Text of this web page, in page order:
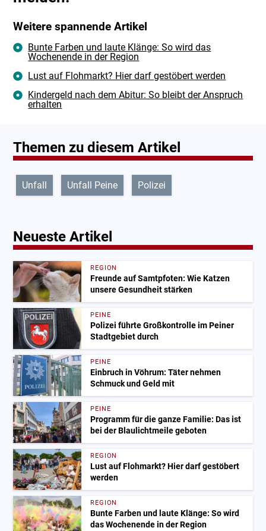
Weitere spannende Artikel
Bunte Farben und laute Klänge: So wird das
Wochenende in der Region
Lust auf Flohmarkt? Hier darf gestöbert werden
Kindergeld nach dem Abitur: So bleibt der Anspruch
erhalten
Themen zu diesem Artikel
Unfall Unfall Peine Polizei
Neueste Artikel
REGION
Freunde auf Samtpfoten: Wie Katzen
unsere Gesundheit stärken
PEINE
Polizei führte Großkontrolle im Peiner
Stadtgebiet durch
PEINE
Einbruch in Vöhrum: Täter nehmen
Schmuck und Geld mit
PEINE
Programm für die ganze Familie: Das ist
bei der Blaulichtmeile geboten
REGION
Lust auf Flohmarkt? Hier darf gestöbert
werden
REGION
Bunte Farben und laute Klänge: So wird
das Wochenende in der Region